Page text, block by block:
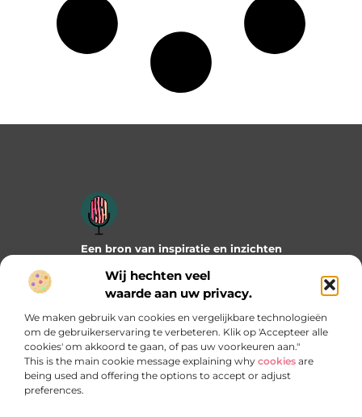
Wij hechten veel
waarde aan uw privacy.
We maken gebruik van cookies en vergelijkbare technologieën
om de gebruikerservaring te verbeteren. Klik op 'Accepteer alle
cookies' om akkoord te gaan, of pas uw voorkeuren aan."
This is the main cookie message explaining why cookies are
being used and offering the options to accept or adjust
preferences.
Een bron van inspiratie en inzichten
praktische tips en verrassende invalshoeken die je verder
helpen. Laat je inspireren door wat mogelijk is!
Bericht categorie
Onze informatie